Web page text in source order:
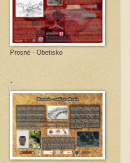
Prosné - Obetisko
.